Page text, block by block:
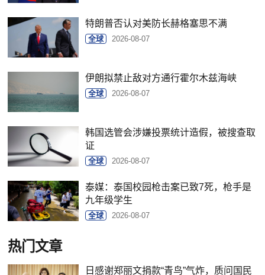
特朗普否认对美防长赫格塞思不满
全球 2026-08-07
伊朗拟禁止敌对方通行霍尔木兹海峡
全球 2026-08-07
韩国选管会涉嫌投票统计造假，被搜查取
证
全球 2026-08-07
泰媒：泰国校园枪击案已致7死，枪手是
九年级学生
全球 2026-08-07
热门文章
日感谢郑丽文捐款“青鸟”气炸，质问国民